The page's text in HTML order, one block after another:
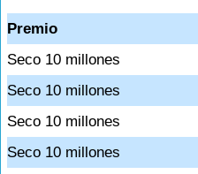
Premio
Seco 10 millones
Seco 10 millones
Seco 10 millones
Seco 10 millones